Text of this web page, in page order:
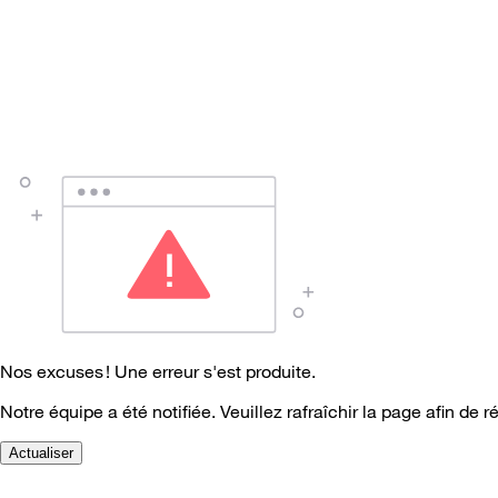
Nos excuses ! Une erreur s'est produite.
Notre équipe a été notifiée. Veuillez rafraîchir la page afin de
Actualiser